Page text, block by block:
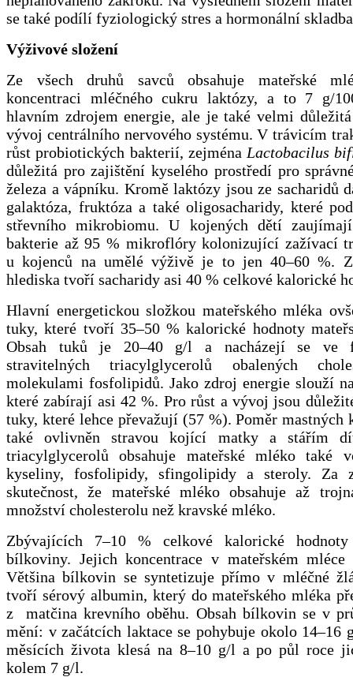
se také podílí fyziologický stres a hormonální
Výživové složení
Ze všech druhů savců obsahuje mateřské
koncentraci mléčného cukru laktózy, a to 7 g/
hlavním zdrojem energie, ale je také velmi
vývoj centrálního nervového systému. V trávicím
růst probiotických bakterií, zejména Lactobacilus
důležitá pro zajištění kyselého prostředí pro
železa a vápníku. Kromě laktózy jsou ze sacharidů
galaktóza, fruktóza a také oligosacharidy, které
střevního mikrobiomu. U kojených dětí
bakterie až 95 % mikroflóry kolonizující zažívací
u kojenců na umělé výživě je to jen 40–60 %.
hlediska tvoří sacharidy asi 40 % celkové kalorické
Hlavní energetickou složkou mateřského mléka
tuky, které tvoří 35–50 % kalorické hodnoty
Obsah tuků je 20–40 g/l a nacházejí se ve
stravitelných triacylglycerolů obalených
molekulami fosfolipidů. Jako zdroj energie slouží
které zabírají asi 42 %. Pro růst a vývoj jsou
tuky, které lehce převažují (57 %). Poměr mastných
také ovlivněn stravou kojící matky a stářím
triacylglycerolů obsahuje mateřské mléko také
kyseliny, fosfolipidy, sfingolipidy a steroly. Za
skutečnost, že mateřské mléko obsahuje až
množství cholesterolu než kravské mléko.
Zbývajících 7–10 % celkové kalorické
bílkoviny. Jejich koncentrace v mateřském
Většina bílkovin se syntetizuje přímo v mléčné
tvoří sérový albumin, který do mateřského mléka
z matčina krevního oběhu. Obsah bílkovin se v
mění: v začátcích laktace se pohybuje okolo 14–16
měsících života klesá na 8–10 g/l a po půl roce
kolem 7 g/l.